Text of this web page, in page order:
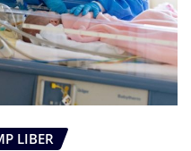
LIBER